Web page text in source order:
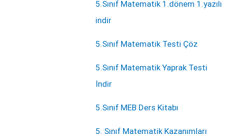
5.Sınıf Matematik 1.dönem 1.yazılı
indir
5.Sınıf Matematik Testi Çöz
5.Sınıf Matematik Yaprak Testi
İndir
5.Sınıf MEB Ders Kitabı
5. Sınıf Matematik Kazanımları